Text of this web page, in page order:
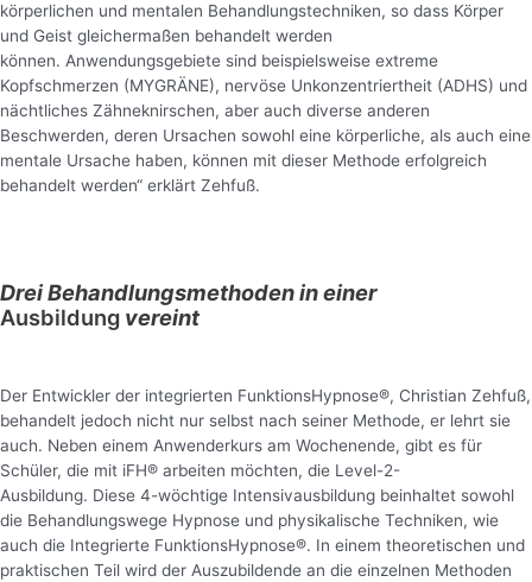
körperlichen und mentalen Behandlungstechniken, so dass Körper
und Geist gleichermaßen behandelt werden
können. Anwendungsgebiete sind beispielsweise extreme
Kopfschmerzen (MYGRÄNE), nervöse Unkonzentriertheit (ADHS) und
nächtliches Zähneknirschen, aber auch diverse anderen
Beschwerden, deren Ursachen sowohl eine körperliche, als auch eine
mentale Ursache haben, können mit dieser Methode erfolgreich
behandelt werden“ erklärt Zehfuß.
Drei Behandlungsmethoden in einer
Ausbildung vereint
Der Entwickler der integrierten FunktionsHypnose®, Christian Zehfuß,
behandelt jedoch nicht nur selbst nach seiner Methode, er lehrt sie
auch. Neben einem Anwenderkurs am Wochenende, gibt es für
Schüler, die mit iFH® arbeiten möchten, die Level-2-
Ausbildung. Diese 4-wöchtige Intensivausbildung beinhaltet sowohl
die Behandlungswege Hypnose und physikalische Techniken, wie
auch die Integrierte FunktionsHypnose®. In einem theoretischen und
praktischen Teil wird der Auszubildende an die einzelnen Methoden